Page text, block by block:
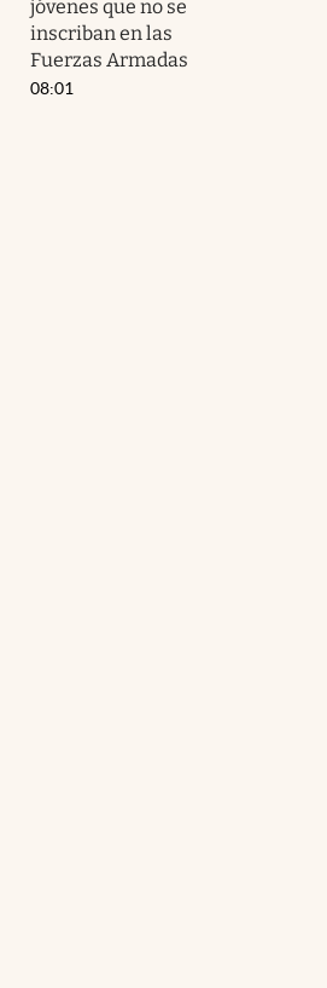
jóvenes que no se
inscriban en las
Fuerzas Armadas
08:01